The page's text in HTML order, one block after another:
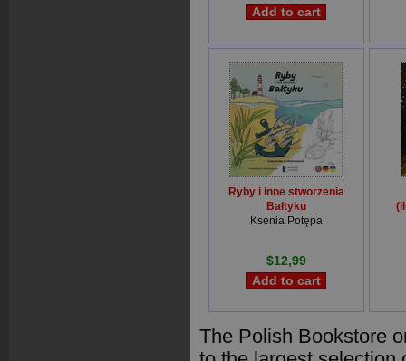
Ryby i inne stworzenia
Bałtyku
Ksenia Potępa
$12,99
The Polish Bookstore